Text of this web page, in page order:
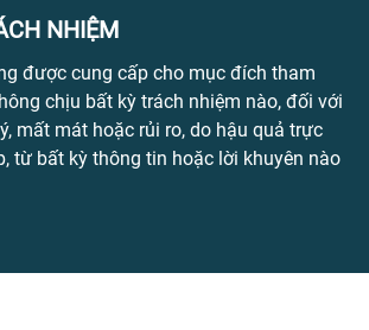
NHIỆM
được cung cấp cho mục đích tham
chịu bất kỳ trách nhiệm nào, đối với
mất mát hoặc rủi ro, do hậu quả trực
từ bất kỳ thông tin hoặc lời khuyên nào